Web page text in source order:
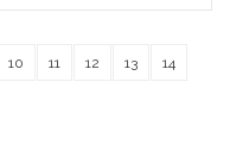
10 11 12 13 14